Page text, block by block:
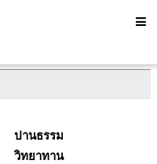
ปานธรรม
วิทยาทาน